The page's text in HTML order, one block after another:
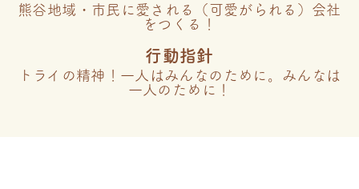
熊谷地域・市民に愛される（可愛がられる）会社
をつくる！
行動指針
トライの精神！一人はみんなのために。みんなは
一人のために！